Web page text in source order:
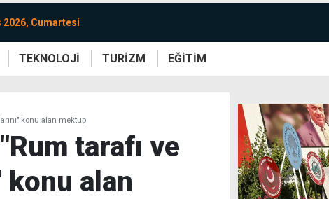
2026, Cumartesi
TEKNOLOJİ TURİZM EĞİTİM
konu alan mektup
tarafı ve
konu alan